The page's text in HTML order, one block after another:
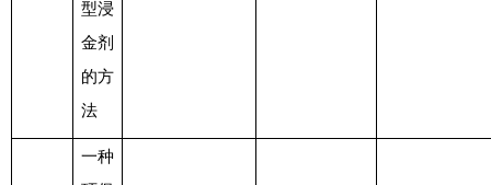
型浸
金剂
的方
法
一种